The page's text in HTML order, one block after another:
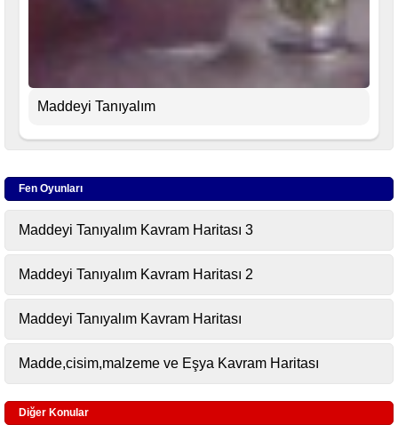
Maddeyi Tanıyalım
Fen Oyunları
Maddeyi Tanıyalım Kavram Haritası 3
Maddeyi Tanıyalım Kavram Haritası 2
Maddeyi Tanıyalım Kavram Haritası
Madde,cisim,malzeme ve Eşya Kavram Haritası
Diğer Konular